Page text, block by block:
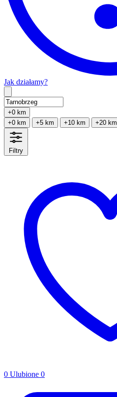
Jak działamy?
+0 km
+0 km
+5 km +10 km +20 km
Filtry
0 Ulubione 0